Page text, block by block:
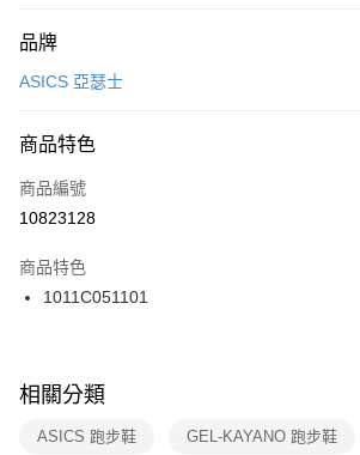
台灣樂天信用卡公司
【關於「AFTEE先享後付」】
便利好安心！
３．安心：先確認商品／服務後，再付款。
【「AFTEE先享後付」結帳流程】
１．於結帳方式選擇「AFTEE先享後付」後，將跳
２．訂單成立數日內，您將收到繳費通知簡訊。
３．收到繳費通知簡訊後14天內，點擊此簡訊中的
ATM／網路銀行／等多元方式進行付款，方視為交易
※ 交易是否成功請以「AFTEE先享後付 」之結帳頁
是否繳費成功／繳費後需取消欲退款等相關疑問，請
客戶支援中心」https://
運送方式
每筆NT$100，滿NT$1,500(含以上)免運費
宅配
每筆NT$100，滿NT$1,500(含以上)免運費
品牌
ASICS 亞瑟士
商品特色
商品編號
10823128
商品特色
1011C051101
相關分類
ASICS 跑步鞋 GEL-KAYANO 跑步鞋